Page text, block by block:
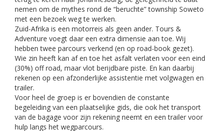
nemen om de mythes rond de “beruchte” township Soweto
met een bezoek weg te werken.
Zuid-Afrika is een motorreis als geen ander. Tours &
Adventure voegt daar een extra dimensie aan toe. Wij
hebben twee parcours verkend (en op road-book gezet).
Wie zin heeft kan af en toe het asfalt verlaten voor een eind
(30%) off road, maar vlot berijdbare piste. En kan daarbij
rekenen op een afzonderlijke assistentie met volgwagen en
trailer.
Voor heel de groep is er bovendien de constante
begeleiding van een plaatselijke gids, die ook het transport
van de bagage voor zijn rekening neemt en een trailer voor
hulp langs het wegparcours.